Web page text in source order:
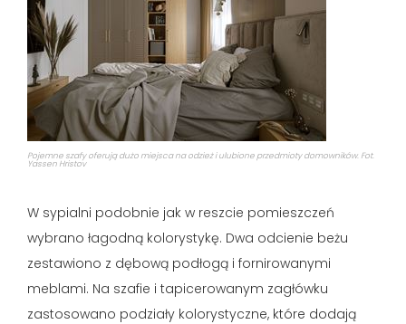
Pojemne szafy oferują dużo miejsca na odzież i ulubione przedmioty domowników. Fot.
Yassen Hristov
W sypialni podobnie jak w reszcie pomieszczeń
wybrano łagodną kolorystykę. Dwa odcienie beżu
zestawiono z dębową podłogą i fornirowanymi
meblami. Na szafie i tapicerowanym zagłówku
zastosowano podziały kolorystyczne, które dodają